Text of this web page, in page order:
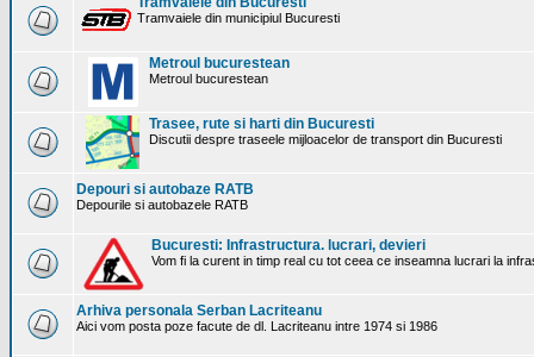
Tramvaiele din municipiul Bucuresti
Metroul bucurestean
Metroul bucurestean
Trasee, rute si harti din Bucuresti
Discutii despre traseele mijloacelor de transport din Bucuresti
Depouri si autobaze RATB
Depourile si autobazele RATB
Bucuresti: Infrastructura. lucrari, devieri
Vom fi la curent in timp real cu tot ceea ce inseamna lucrari la
Arhiva personala Serban Lacriteanu
Aici vom posta poze facute de dl. Lacriteanu intre 1974 si 1986